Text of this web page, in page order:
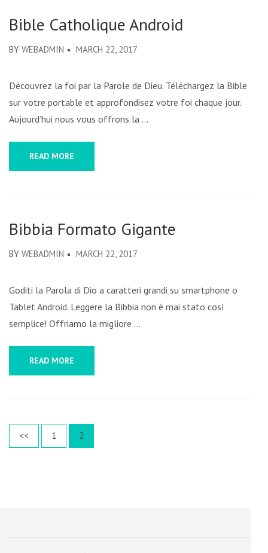
Bible Catholique Android
BY WEBADMIN MARCH 22, 2017
Découvrez la foi par la Parole de Dieu. Téléchargez la Bible
sur votre portable et approfondisez votre foi chaque jour.
Aujourd’hui nous vous offrons la …
READ MORE
Bibbia Formato Gigante
BY WEBADMIN MARCH 22, 2017
Goditi la Parola di Dio a caratteri grandi su smartphone o
Tablet Android. Leggere la Bibbia non è mai stato così
semplice! Offriamo la migliore …
READ MORE
Posts
pagination
<< Page
1 Page
2